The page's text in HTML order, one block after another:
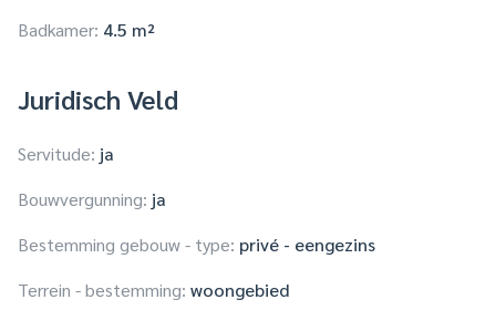
Badkamer: 4.5 m²
Juridisch Veld
Servitude: ja
Bouwvergunning: ja
Bestemming gebouw - type: privé - eengezins
Terrein - bestemming: woongebied